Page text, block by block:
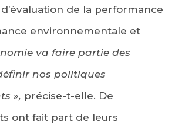
de la performance
environnementale et
va faire partie des
nos politiques
», précise-t-elle. De
ont fait part de leurs